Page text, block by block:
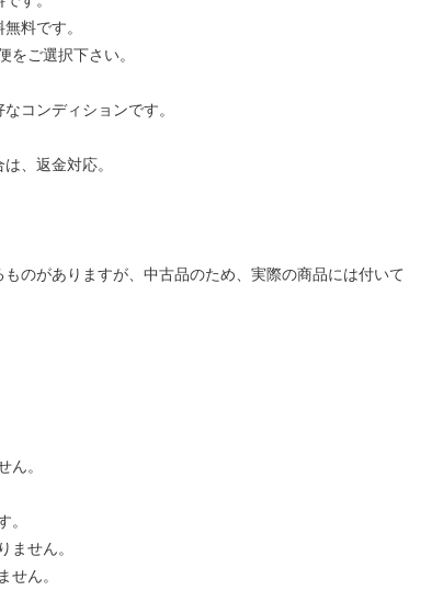
料です。
ご選択下さい。
コンディションです。
、返金対応。
のがありますが、中古品のため、実際の商品には付いて
。
せん。
ん。